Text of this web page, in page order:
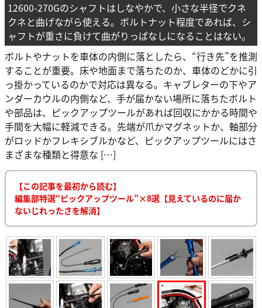
12600-270Gのシャフトはしなやかで、小さな半径でクネ
クネと曲げながら使える。ボルトナット程度であれば、シ
ャフトが重さに負けて曲がりっぱなしになることはない。
ボルトやナットを車体の内側に落としたら、“行き先”を推測
することが重要。床や地面まで落ちたのか、車体のどかに引
っ掛かっているのかで対応は異なる。キャブレターの下やア
ンダーカウルの内側など、手が届かない場所に落ちたボルト
や部品は、ピックアップツールがあれば回収にかかる時間や
手間を大幅に軽減できる。先端が爪かマグネットか、軸部分
がロッドかフレキシブルかなど、ピックアップツールにはさ
まざまな種類と得意な […]
【この記事を最初から読む】
編集部特選“ピックアップツール”×8選【見えているのに届か
ないじれったさを解消】